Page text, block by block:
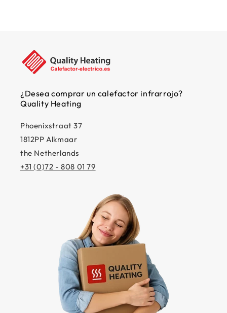
¿Desea comprar un calefactor infrarrojo?
Quality Heating
Phoenixstraat 37
1812PP Alkmaar
the Netherlands
+31 (0)72 - 808 01 79